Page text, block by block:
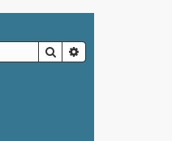
RECHERCHER